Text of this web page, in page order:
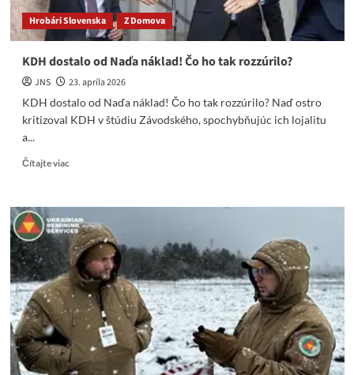
Revúcej.
Hrobári Slovenska Z Domova
KDH dostalo od Naďa náklad! Čo ho tak rozzúrilo?
JNS
23. apríla 2026
KDH dostalo od Naďa náklad! Čo ho tak rozzúrilo? Naď ostro
kritizoval KDH v štúdiu Závodského, spochybňujúc ich lojalitu
a...
Čítajte viacRead
KDH
dostalo
od
Naďa
náklad!
Čo
ho
tak
rozzúrilo?